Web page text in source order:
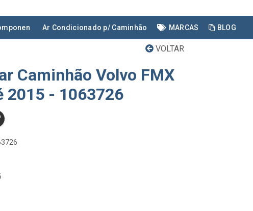
Ar Condicionado p/ Caminhão MARCAS BLOG
VOLTAR
Caminhão Volvo FMX
2015 - 1063726